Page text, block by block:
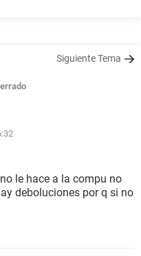
Siguiente Tema
le hace a la compu no
deboluciones por q si no